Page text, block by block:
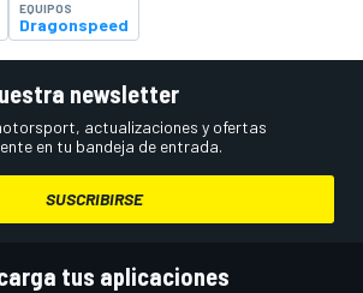
EQUIPOS
Dragonspeed
newsletter
actualizaciones y ofertas
en tu bandeja de entrada.
SUSCRIBIRSE
tus aplicaciones